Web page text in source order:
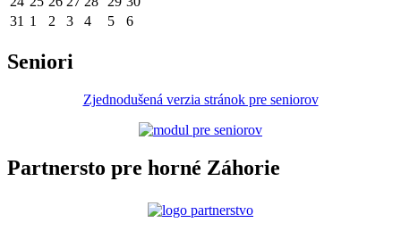
31 1 2 3 4 5 6
Seniori
Zjednodušená verzia stránok pre seniorov
Partnersto pre horné Záhorie